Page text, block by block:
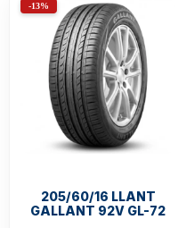
-13%
205/60/16 LLANT
GALLANT 92V GL-72